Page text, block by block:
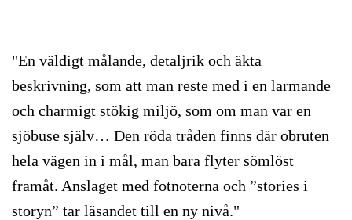
"En väldigt målande, detaljrik och äkta
beskrivning, som att man reste med i en larmande
och charmigt stökig miljö, som om man var en
sjöbuse själv… Den röda tråden finns där obruten
hela vägen in i mål, man bara flyter sömlöst
framåt. Anslaget med fotnoterna och ”stories i
storyn” tar läsandet till en ny nivå."